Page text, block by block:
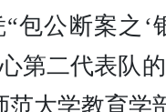
包公断案之‘
第二代表队
范大学教育学